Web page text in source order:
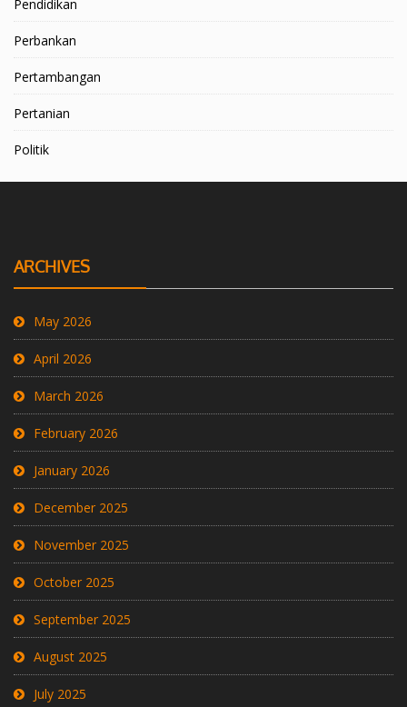
Pendidikan
Perbankan
Pertambangan
Pertanian
Politik
ARCHIVES
May 2026
April 2026
March 2026
February 2026
January 2026
December 2025
November 2025
October 2025
September 2025
August 2025
July 2025